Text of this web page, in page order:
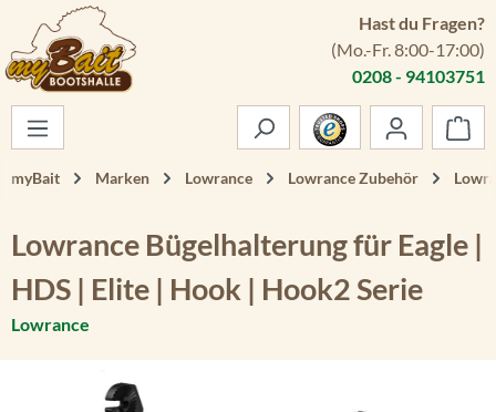
Zum Hauptinhalt springen
Hast du Fragen?
(Mo.-Fr. 8:00-17:00)
0208 - 94103751
myBait Marken Lowrance Lowrance Zubehör
Lowrance Bügelhalterung für Eagle |
HDS | Elite | Hook | Hook2 Serie
Lowrance